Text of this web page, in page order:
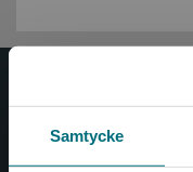
Samtycke
Nypon och Vilja
Nypon och Vilja